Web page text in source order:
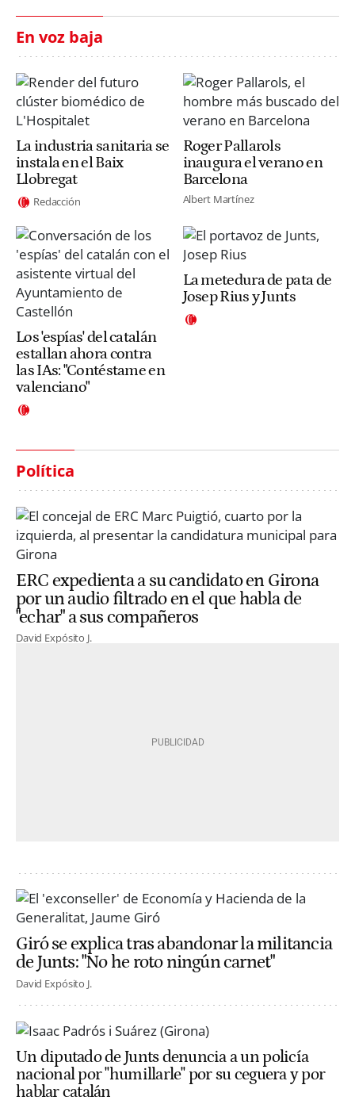
En voz baja
La industria sanitaria se
instala en el Baix
Llobregat
Redacción
Roger Pallarols
inaugura el verano en
Barcelona
Albert Martínez
Los 'espías' del catalán
estallan ahora contra
las IAs: "Contéstame en
valenciano"
La metedura de pata de
Josep Rius y Junts
Política
ERC expedienta a su candidato en Girona
por un audio filtrado en el que habla de
"echar" a sus compañeros
David Expósito J.
Giró se explica tras abandonar la militancia
de Junts: "No he roto ningún carnet"
David Expósito J.
Un diputado de Junts denuncia a un policía
nacional por "humillarle" por su ceguera y por
hablar catalán